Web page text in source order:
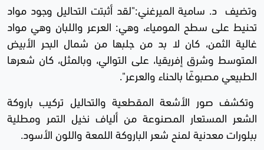
وتضيف د. سامية الميرغني:"لقد أثبتت التحاليل وجود مواد
تحنيط على سطح المومياء، وهي: العرعر واللبان وهي مواد
غالية الثمن، كان لا بد من جلبها من شمال البحر الأبيض
المتوسط وشرق إفريقيا، على التوالي، وبالمثل، كان شعرها
الطبيعي مصبوغًا بالحناء والعرعر".
وتكشف صور الأشعة المقطعية والتحاليل تركيب باروكة
الشعر المستعار المصنوعة من ألياف نخيل التمر ومطلية
ببلورات معدنية لمنح شعر الباروكة اللمعة واللون الأسود.